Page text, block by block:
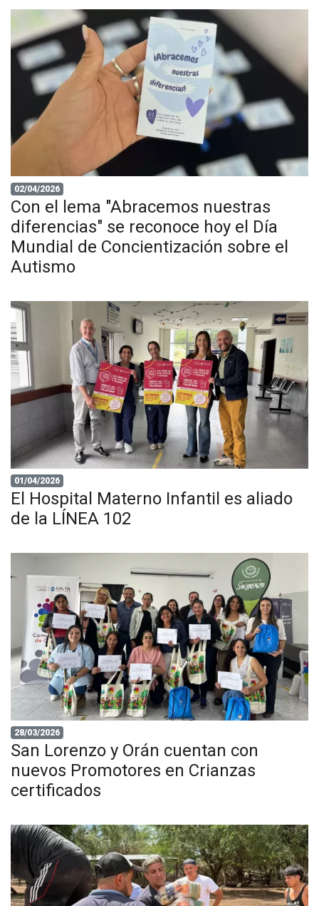
02/04/2026
Con el lema "Abracemos nuestras
diferencias" se reconoce hoy el Día
Mundial de Concientización sobre el
Autismo
01/04/2026
El Hospital Materno Infantil es aliado
de la LÍNEA 102
28/03/2026
San Lorenzo y Orán cuentan con
nuevos Promotores en Crianzas
certificados